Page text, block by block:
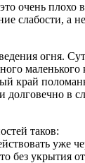
это очень
слабости, а
огня.
край
долговечно в
таков:
уже
без укрытия